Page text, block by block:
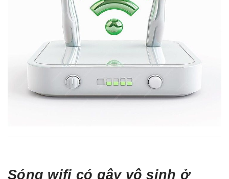
Sóng wifi có gây vô sinh ở